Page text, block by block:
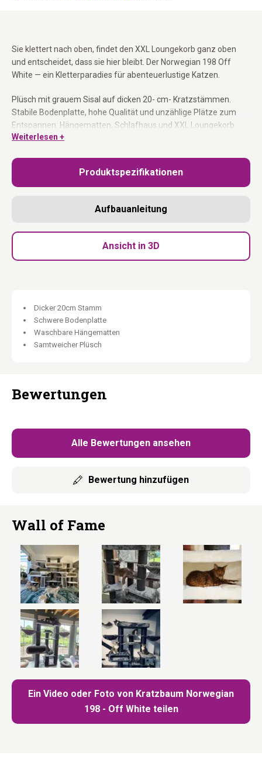
Sie klettert nach oben, findet den XXL Loungekorb ganz oben
und entscheidet, dass sie hier bleibt. Der Norwegian 198 Off
White — ein Kletterparadies für abenteuerlustige Katzen.
Plüsch mit grauem Sisal auf dicken 20- cm- Kratzstämmen.
Stabile Bodenplatte, hohe Qualität und unzählige Plätze zum
Entspannen: Hängematten, Schlafhaus und XXL Loungekorb
ganz oben. Ideal für mehrere Katzen und für große und schwere
Dicke Kratzstämme 20 cm grauem Sisal:Für die aktivsten und
schwersten Katzen.
gleichzeitig.
Ein Kletterparadies. Für den echten Abenteurer.
Weiterlesen +
Produktspezifikationen
Aufbauanleitung
Ansicht in 3D
Dicker 20cm Stamm
Schwere Bodenplatte
Waschbare Hängematten
Samtweicher Plüsch
Bewertungen
Alle Bewertungen ansehen
Bewertung hinzufügen
Wall of Fame
Ein Video oder Foto von Kratzbaum Norwegian
198 - Off White teilen